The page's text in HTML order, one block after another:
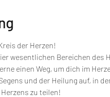
der Herzen!
wesentlichen Bereichen des
einen Weg, um dich im
und der Heilung auf, in
zu teilen!